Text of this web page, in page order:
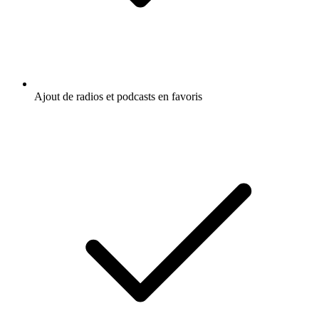
Ajout de radios et podcasts en favoris